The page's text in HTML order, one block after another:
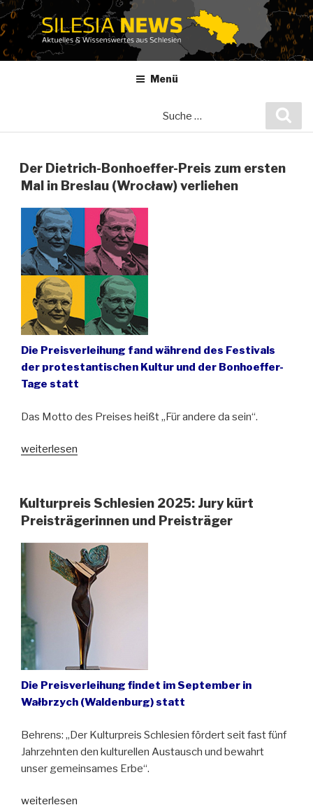
Zum
Inhalt
springen
Menü
Der Dietrich-Bonhoeffer-Preis zum ersten
Mal in Breslau (Wrocław) verliehen
Die Preisverleihung fand während des Festivals
der protestantischen Kultur und der Bonhoeffer-
Tage statt
Das Motto des Preises heißt „Für andere da sein“.
„Der
Preis
zum
Mal
verliehen“
weiterlesen
Kulturpreis Schlesien 2025: Jury kürt
Preisträgerinnen und Preisträger
Die Preisverleihung findet im September in
Wałbrzych (Waldenburg) statt
Behrens: „Der Kulturpreis Schlesien fördert seit fast fünf
Jahrzehnten den kulturellen Austausch und bewahrt
unser gemeinsames Erbe“.
„Kulturpreis
weiterlesen